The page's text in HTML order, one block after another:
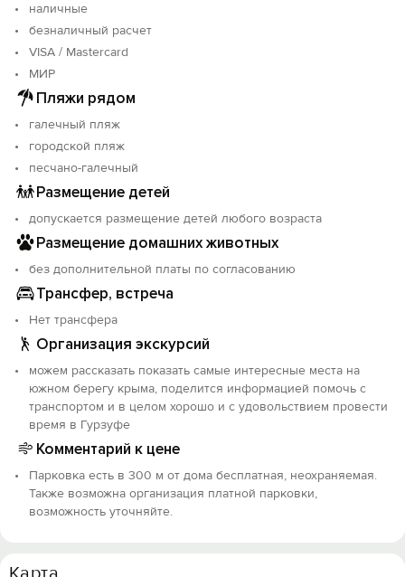
наличные
безналичный расчет
VISA / Mastercard
МИР
Пляжи рядом
галечный пляж
городской пляж
песчано-галечный
Размещение детей
допускается размещение детей любого возраста
Размещение домашних животных
без дополнительной платы по согласованию
Трансфер, встреча
Нет трансфера
Организация экскурсий
можем рассказать показать самые интересные места на
южном берегу крыма, поделится информацией помочь с
транспортом и в целом хорошо и с удовольствием провести
время в Гурзуфе
Комментарий к цене
Парковка есть в 300 м от дома бесплатная, неохраняемая.
Также возможна организация платной парковки,
возможность уточняйте.